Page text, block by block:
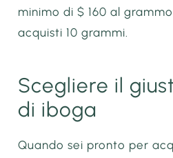
minimo di $ 160 al
acquisti 10 grammi.
Scegliere il
di iboga
Quando sei pronto per